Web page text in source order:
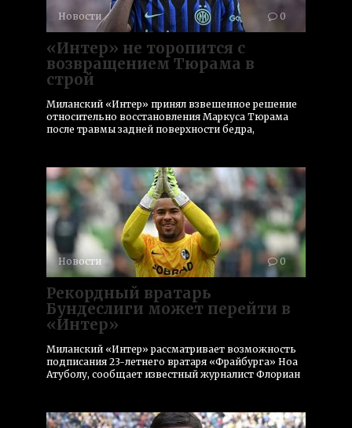
Новости 0
«Интер» не торопится с
возвращением Тюрама в
строй
Миланский «Интер» принял взвешенное решение
относительно восстановления Маркуса Тюрама
после травмы задней поверхности бедра,
Новости 0
Рекордный вратарь
Бундеслиги может перейти в
«Интер»
Миланский «Интер» рассматривает возможность
подписания 23-летнего вратаря «Фрайбурга» Ноа
Атуболу, сообщает известный журналист Флориан